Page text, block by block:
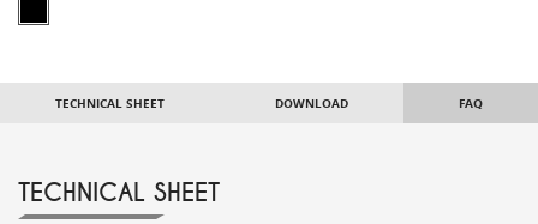
TECHNICAL SHEET DOWNLOAD FAQ
TECHNICAL SHEET